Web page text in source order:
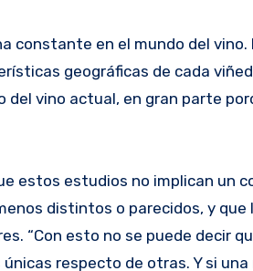
constante en el mundo del
geográficas de cada
del vino actual, en gran parte
estos estudios no implican un
distintos o parecidos, y que
“Con esto no se puede decir
respecto de otras. Y si